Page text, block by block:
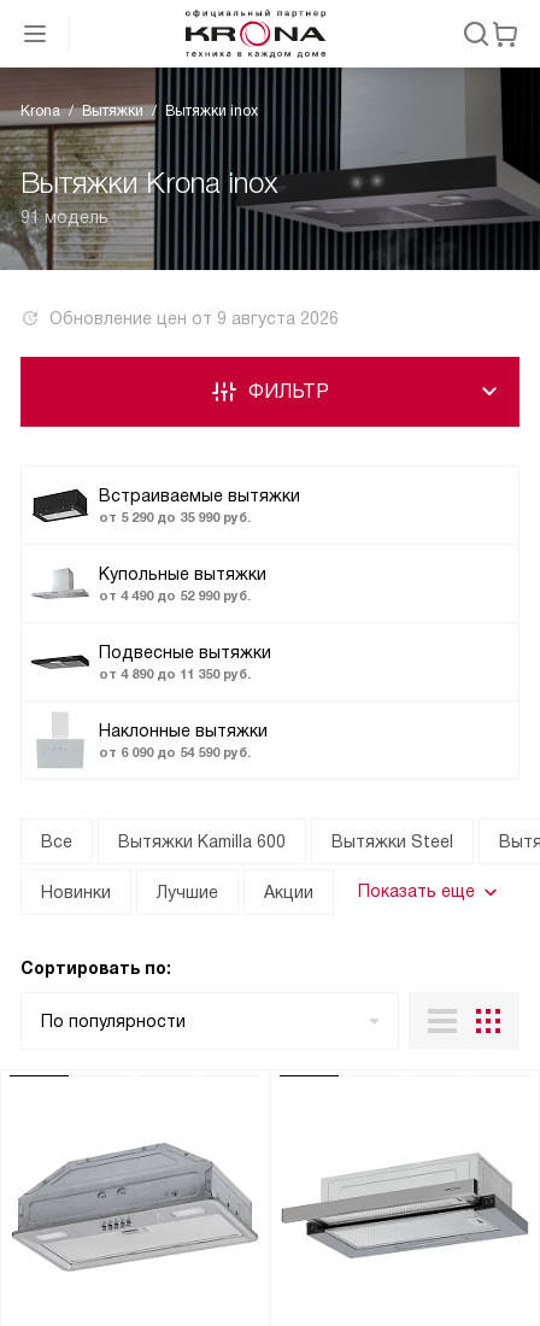
Krona Вытяжки Вытяжки inox
Вытяжки Krona inox
91 модель
Обновление цен от 9 августа 2026
Встраиваемые вытяжки
от 5 290 до 35 990 руб.
Купольные вытяжки
от 4 490 до 52 990 руб.
Подвесные вытяжки
от 4 890 до 11 350 руб.
Наклонные вытяжки
от 6 090 до 54 590 руб.
ФИЛЬТР
Все Вытяжки Kamilla 600 Вытяжки Steel
Новинки Лучшие Акции Показать еще
Сортировать по:
По популярности